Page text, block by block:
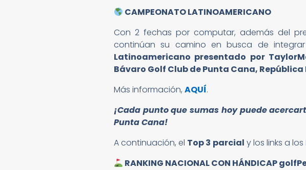
CAMPEONATO LATINOAMERICANO
Con 2 fechas por computar, además del
continúan su camino en busca de
Latinoamericano presentado por
Bávaro Golf Club de Punta Cana,
Más información, AQUÍ.
¡Cada punto que sumas hoy puede
Punta Cana!
A continuación, el Top 3 parcial y los links a los
RANKING NACIONAL CON HÁNDICAP